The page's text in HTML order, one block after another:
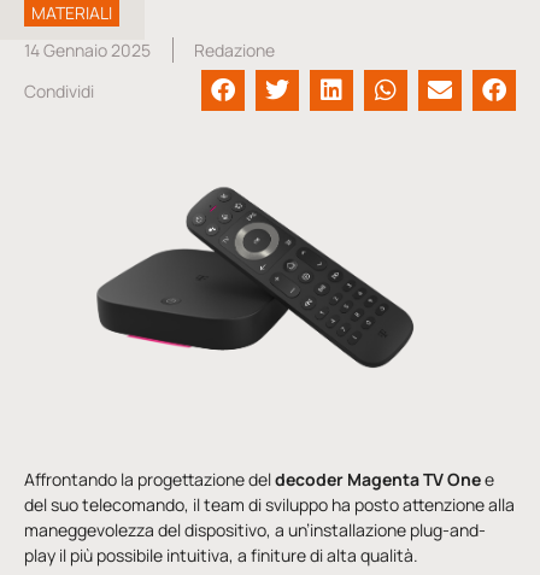
MATERIALI
14 Gennaio 2025
Redazione
Condividi
Affrontando la progettazione deldecoder Magenta TV Onee
del suo telecomando, il team di sviluppo ha posto attenzione alla
maneggevolezza del dispositivo, a un’installazione plug-and-
play il più possibile intuitiva, a finiture di alta qualità.